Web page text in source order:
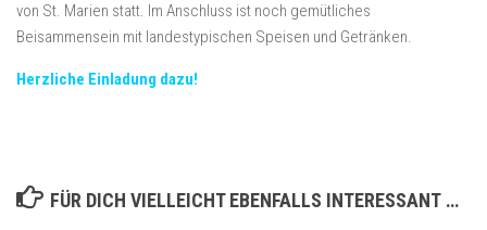
von St. Marien statt. Im Anschluss ist noch gemütliches
Beisammensein mit landestypischen Speisen und Getränken.
Herzliche Einladung dazu!
FÜR DICH VIELLEICHT EBENFALLS INTERESSANT …